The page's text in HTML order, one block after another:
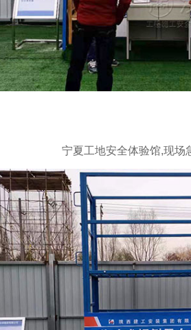
宁夏工地安全体验馆,现场